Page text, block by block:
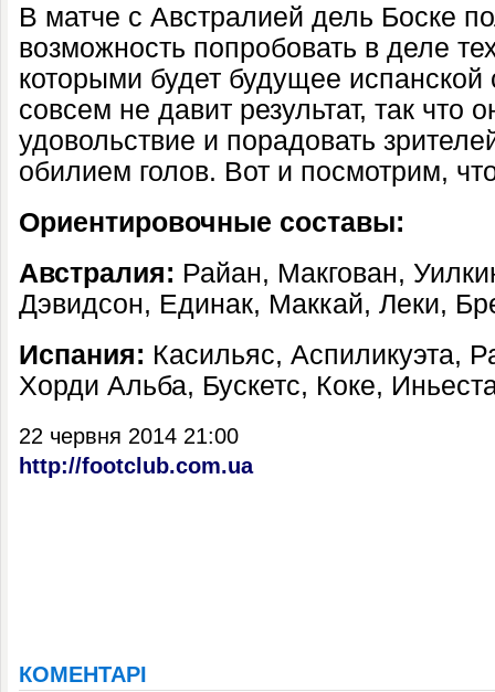
В матче с Австралией дель Боске
возможность попробовать в деле
которыми будет будущее
совсем не давит результат, так что
удовольствие и порадовать
обилием голов. Вот и посмотрим,
Ориентировочные составы:
Австралия: Райан, Макгован,
Дэвидсон, Единак, Маккай, Леки,
Испания: Касильяс, Аспиликуэта,
Хорди Альба, Бускетс, Коке,
22 червня 2014 21:00
http://footclub.com.ua
КОМЕНТАРІ